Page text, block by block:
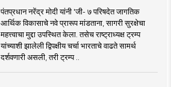
पंतप्रधान नरेंद्र मोदी यांनी 'जी- ७ परिषदेत जागतिक
आर्थिक विकासाचे नवे प्रारूप मांडताना, सागरी सुरक्षेचा
महत्त्वाचा मुद्दा उपस्थित केला. तसेच राष्ट्राध्यक्ष ट्रम्प
यांच्याशी झालेली द्विपक्षीय चर्चा भारताचे वाढते सामर्थ
दर्शवणारी असली, तरी ट्रम्प ..